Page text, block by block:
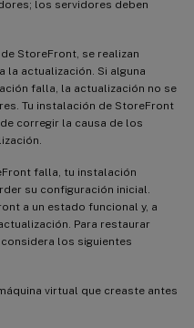
los servidores deben
StoreFront, se realizan
la actualización. Si alguna
falla, la actualización no se
Tu instalación de StoreFront
corregir la causa de los
falla, tu instalación
su configuración inicial.
a un estado funcional y, a
Para restaurar
los siguientes
virtual que creaste antes